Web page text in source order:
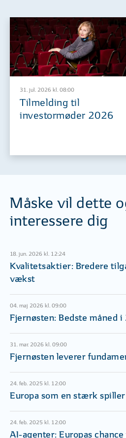
31. jul. 2026 kl. 08:00
Tilmelding til
investormøder 2026
Måske vil dette
interessere dig
18. jun. 2026 kl. 12:24
Kvalitetsaktier: Bredere
vækst
04. maj 2026 kl. 09:00
Fjernøsten: Bedste måned i
31. mar. 2026 kl. 09:00
Fjernøsten leverer
24. feb. 2025 kl. 12:00
Europa som en stærk
24. feb. 2025 kl. 12:00
AI-agenter: Europas